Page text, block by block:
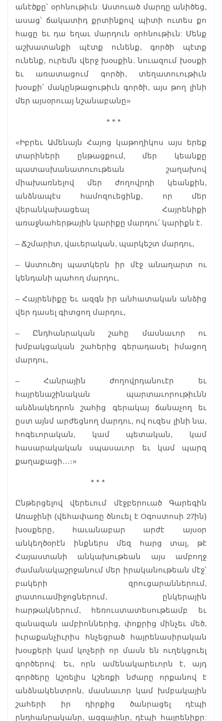
անէծքը՝ օրհնութիւն: Աստուած մարդը անիծեց,
ասաց՝ ճակատիդ քրտինքով պիտի ուտես քո
հացը եւ դա եղաւ մարդուն օրհնութիւն: Մենք
աշխատանքի պէտք ունենք, գործի պէտք
ունենք, ուրեմն վերջ խօսքին. նուազում խօսքի
եւ առատացում գործի, տեղատուութիւն
խօսքի՝ մակընթացութիւն գործի, այս թող լինի
մեր այսօրուայ նշանաբանը»
* * *
«Իբրեւ Ամենայն Հայոց կաթողիկոս այս երեք
տարիների ընթացքում, մեր կեանքը
պատասխանատուութեան շաղախով
միախառնելով մեր ժողովրդի կեանքին,
անձնապէս համոզուեցինք, որ մեր
վերանկախացեալ Հայրենիքի
առաջնահերթային կարիքը մարդու՛ կարիքն է.
– Ճշմարիտ, վաւերական, պարկեշտ մարդու,
– Աստուծոյ պատկերն իր մէջ անաղարտ ու
կենդանի պահող մարդու,
– Հայրենիքը եւ ազգն իր անհատական անձից
վեր դասել գիտցող մարդու,
– Ընդհանրական շահը մասնաւոր ու
խմբակցական շահերից գերադասել իմացող
մարդու,
– Հանրային ժողովրդանուէր եւ
հայրենաշինական պարտաւորութիւնն
անձնակեդրոն շահից գերակայ ճանաչող եւ
ըստ այնմ արժեցնող մարդու, ով ուզես լինի նա,
հոգեւորական, կամ պետական, կամ
հասարակական սպասաւոր եւ կամ պարզ
քաղաքացի…։»
* * *
Ընթերցելով վերեւում մէջբերուած Գարեգին
Առաջինի (վեհափառը ծնուել է Oգոստոսի 27ին)
խօսքերը, հաւանաբար արժէ այսօր
անկեղծօրէն ինքներս մեզ հարց տալ, թէ
Հայաստանի անկախութեան այս ամբողջ
ժամանակաշրջանում մեր իրականութեան մէջ՝
բակերի զրուցարաններում,
լրատուամիջոցներում, ընկերային
հարթակներում, հեռուստատեսութեամբ եւ
զանազան ամբիոններից, փոքրից մինչեւ մեծ,
իւրաքանչիւրիս հնչեցրած հայրենասիրական
խօսքերի կամ կոչերի որ մասն են ուղեկցուել
գործերով: Եւ, որն ամենակարեւորն է, այդ
գործերը կշռելիս կշեռքի նժարը որքանով է
անձնակենտրոն, մասնաւոր կամ խմբակային
շահերի իր դիրքից ծանրացել դէպի
ընդհանրականը, ազգայինը, դէպի հայրենիքը: